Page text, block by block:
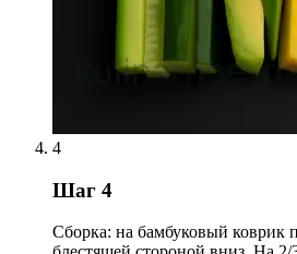
4
Шаг 4
Сборка: на бамбуковый коврик